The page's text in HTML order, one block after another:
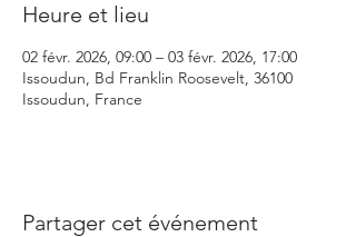
Heure et lieu
02 févr. 2026, 09:00 – 03 févr. 2026, 17:00
Issoudun, Bd Franklin Roosevelt, 36100
Issoudun, France
Partager cet événement